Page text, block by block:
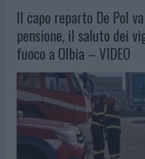
Il capo reparto De Pol
pensione, il saluto dei
fuoco a Olbia – VIDEO